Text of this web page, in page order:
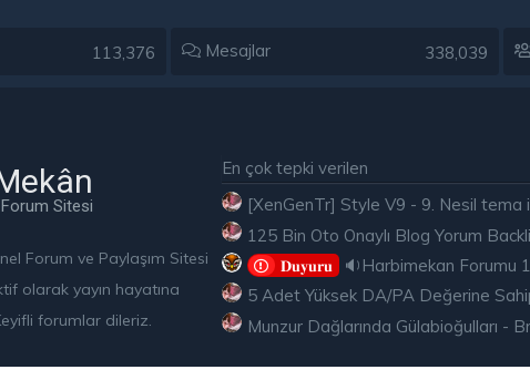
113,376 Mesajlar 338,039
Sitesi
Forum ve Paylaşım Sitesi
olarak yayın hayatına
forumlar dileriz.
En çok tepki verilen
[XenGenTr] Style V9 - 9. Nesil tema
𝐃𝐮𝐲𝐮𝐫𝐮
🔉Harbimekan Forumu 100.000